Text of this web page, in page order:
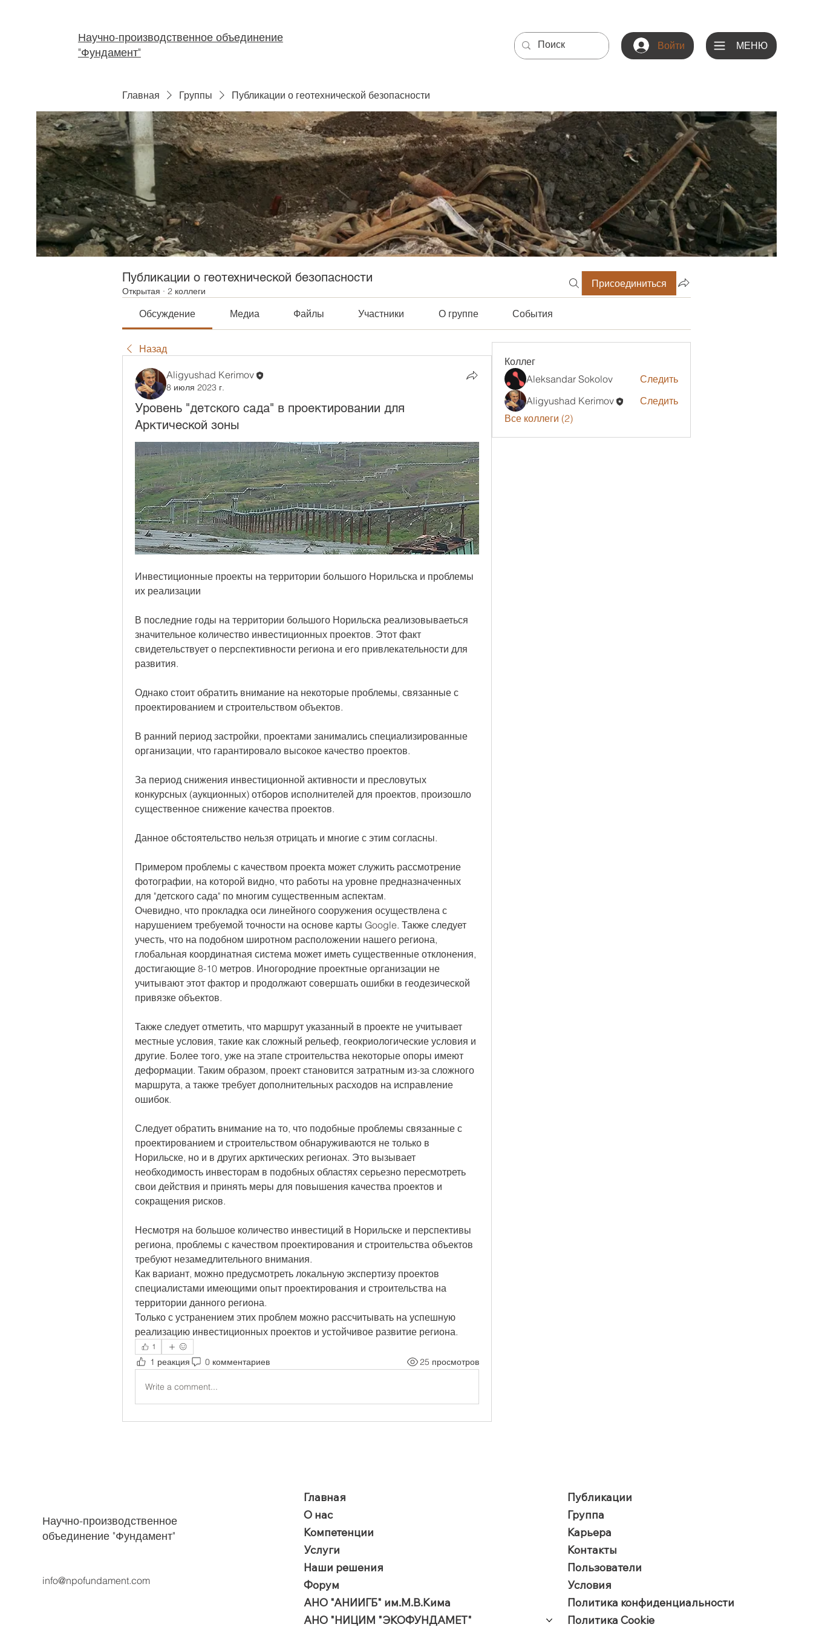
МЕНЮ
Войти
Научно-производственное объединение
"Фундамент"
Главная Группы Публикации о геотехнической безопасности
Публикации о геотехнической безопасности
Открытая · 2 коллеги
Присоединиться
Обсуждение Медиа Файлы Участники О группе События
Назад
Aligyushad Kerimov
8 июля 2023 г.
Уровень "детского сада" в проектировании для
Арктической зоны
Инвестиционные проекты на территории большого Норильска и проблемы
их реализации
В последние годы на территории большого Норильска реализовываеться
значительное количество инвестиционных проектов. Этот факт
свидетельствует о перспективности региона и его привлекательности для
развития.
Однако стоит обратить внимание на некоторые проблемы, связанные с
проектированием и строительством объектов.
В ранний период застройки, проектами занимались специализированные
организации, что гарантировало высокое качество проектов.
За период снижения инвестиционной активности и пресловутых
конкурсных (аукционных) отборов исполнителей для проектов, произошло
существенное снижение качества проектов.
Данное обстоятельство нельзя отрицать и многие с этим согласны.
Примером проблемы с качеством проекта может служить рассмотрение
фотографии, на которой видно, что работы на уровне предназначенных
для "детского сада" по многим существенным аспектам.
Очевидно, что прокладка оси линейного сооружения осуществлена с
нарушением требуемой точности на основе карты Google. Также следует
учесть, что на подобном широтном расположении нашего региона,
глобальная координатная система может иметь существенные отклонения,
достигающие 8-10 метров. Иногородние проектные организации не
учитывают этот фактор и продолжают совершать ошибки в геодезической
привязке объектов.
Также следует отметить, что маршрут указанный в проекте не учитывает
местные условия, такие как сложный рельеф, геокриологические условия и
другие. Более того, уже на этапе строительства некоторые опоры имеют
деформации. Таким образом, проект становится затратным из-за сложного
маршрута, а также требует дополнительных расходов на исправление
ошибок.
Следует обратить внимание на то, что подобные проблемы связанные с
проектированием и строительством обнаруживаются не только в
Норильске, но и в других арктических регионах. Это вызывает
необходимость инвесторам в подобных областях серьезно пересмотреть
свои действия и принять меры для повышения качества проектов и
сокращения рисков.
Несмотря на большое количество инвестиций в Норильске и перспективы
региона, проблемы с качеством проектирования и строительства объектов
требуют незамедлительного внимания.
Как вариант, можно предусмотреть локальную экспертизу проектов
специалистами имеющими опыт проектирования и строительства на
территории данного региона.
Только с устранением этих проблем можно рассчитывать на успешную
реализацию инвестиционных проектов и устойчивое развитие региона.
1
1 реакция 0 комментариев 25 просмотров
Write a comment...
Коллег
Aleksandar Sokolov
Следить
Aligyushad Kerimov
Следить
Все коллеги (2)
Научно-производственное
объединение "Фундамент"
info@npofundament.com
Главная
О нас
Компетенции
Услуги
Наши решения
Форум
АНО "АНИИГБ" им.М.В.Кима
АНО "НИЦИМ "ЭКОФУНДАМЕТ"
Публикации
Группа
Карьера
Контакты
Пользователи
​Условия
Политика конфиденциальности
Политика Cookie